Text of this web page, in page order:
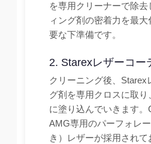
を専用クリーナーで除去
ィング剤の密着力を最
要な下準備です。
2. Starexレザーコー
クリーニング後、Starex
グ剤を専用クロスに取
に塗り込んでいきます。
AMG専用のパーフォレ
き）レザーが採用されて